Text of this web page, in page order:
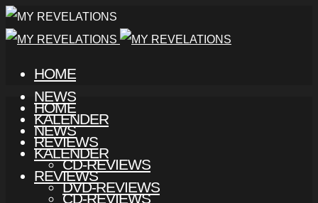
HOME
NEWS
KALENDER
REVIEWS
CD-REVIEWS
DVD-REVIEWS
HOME
NEWS
KALENDER
REVIEWS
CD-REVIEWS